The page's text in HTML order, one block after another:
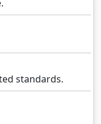
standards.